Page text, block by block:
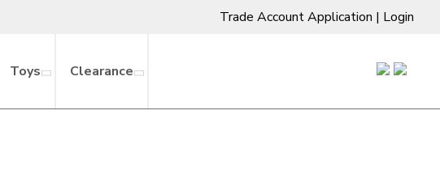
Trade Account Application | Login
Toys Clearance